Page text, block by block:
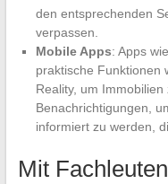
den entsprechenden
verpassen.
Mobile Apps: Apps
praktische Funktionen
Reality, um
Benachrichtigungen,
informiert zu werden,
Mit